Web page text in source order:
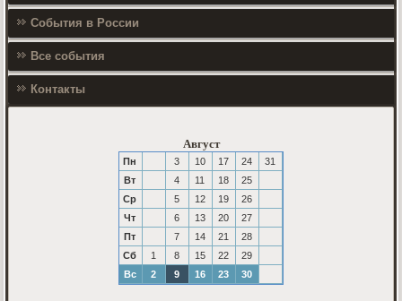
События в России
Все события
Контакты
Август
Пн 3 10 17 24
31
Вт
4 11 18
25
Ср
5 12 19
26
Чт
6 13 20
27
Пт
7 14 21
28
Сб
1 8 15 22
29
Вс
2 9 16 23 30